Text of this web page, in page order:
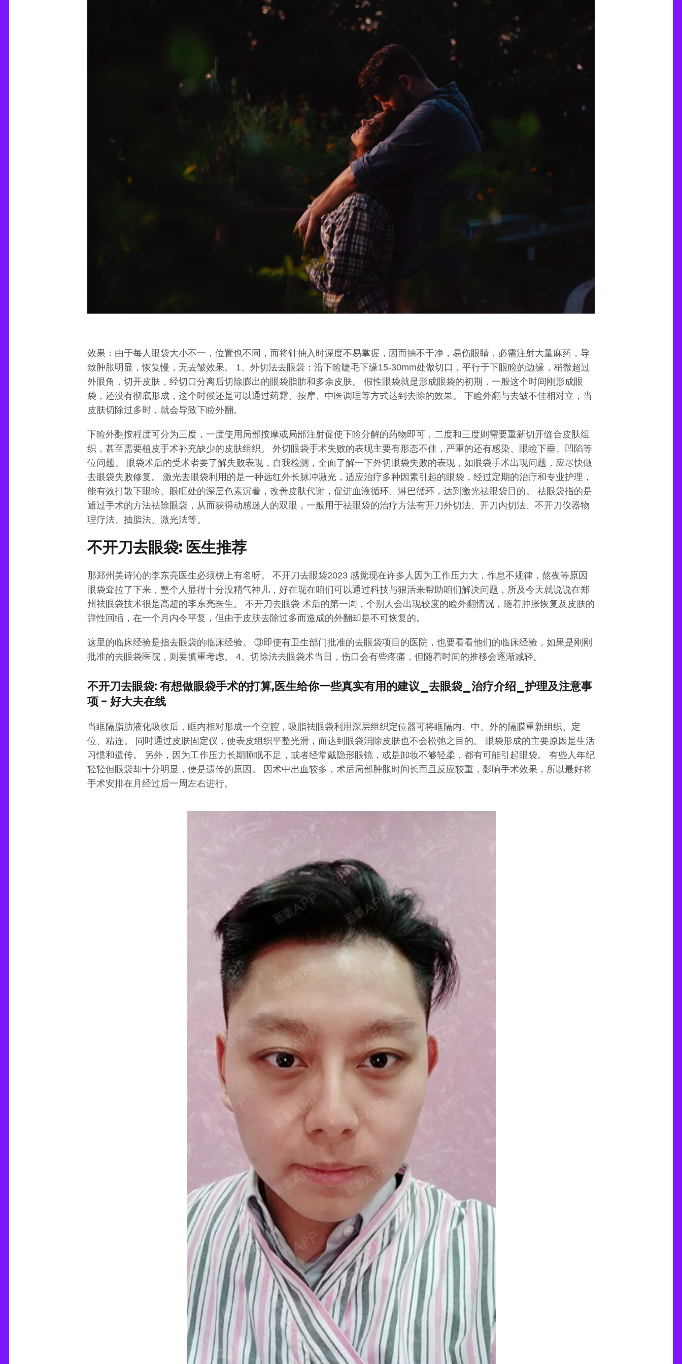
效果：由于每人眼袋大小不一，位置也不同，而将针抽入时深度不易掌握，因而抽不干净，易伤眼睛，必需注射大量麻药，导
致肿胀明显，恢复慢，无去皱效果。 1、外切法去眼袋：沿下睑睫毛下缘15-30mm处做切口，平行于下眼睑的边缘，稍微超过
外眼角，切开皮肤，经切口分离后切除膨出的眼袋脂肪和多余皮肤。 假性眼袋就是形成眼袋的初期，一般这个时间刚形成眼
袋，还没有彻底形成，这个时候还是可以通过药霜、按摩、中医调理等方式达到去除的效果。 下睑外翻与去皱不佳相对立，当
皮肤切除过多时，就会导致下睑外翻。
下睑外翻按程度可分为三度，一度使用局部按摩或局部注射促使下睑分解的药物即可，二度和三度则需要重新切开缝合皮肤组
织，甚至需要植皮手术补充缺少的皮肤组织。 外切眼袋手术失败的表现主要有形态不佳，严重的还有感染、眼睑下垂、凹陷等
位问题。 眼袋术后的受术者要了解失败表现，自我检测，全面了解一下外切眼袋失败的表现，如眼袋手术出现问题，应尽快做
去眼袋失败修复。 激光去眼袋利用的是一种远红外长脉冲激光，适应治疗多种因素引起的眼袋，经过定期的治疗和专业护理，
能有效打散下眼睑、眼眶处的深层色素沉着，改善皮肤代谢，促进血液循环、淋巴循环，达到激光祛眼袋目的。 祛眼袋指的是
通过手术的方法祛除眼袋，从而获得动感迷人的双眼，一般用于祛眼袋的治疗方法有开刀外切法、开刀内切法、不开刀仪器物
理疗法、抽脂法、激光法等。
不开刀去眼袋: 医生推荐
那郑州美诗沁的李东亮医生必须榜上有名呀。 不开刀去眼袋2023 感觉现在许多人因为工作压力大，作息不规律，熬夜等原因
眼袋耷拉了下来，整个人显得十分没精气神儿，好在现在咱们可以通过科技与狠活来帮助咱们解决问题，所及今天就说说在郑
州祛眼袋技术很是高超的李东亮医生。 不开刀去眼袋 术后的第一周，个别人会出现较度的睑外翻情况，随着肿胀恢复及皮肤的
弹性回缩，在一个月内令平复，但由于皮肤去除过多而造成的外翻却是不可恢复的。
这里的临床经验是指去眼袋的临床经验。 ③即使有卫生部门批准的去眼袋项目的医院，也要看看他们的临床经验，如果是刚刚
批准的去眼袋医院，则要慎重考虑。 4、切除法去眼袋术当日，伤口会有些疼痛，但随着时间的推移会逐渐减轻。
不开刀去眼袋: 有想做眼袋手术的打算,医生给你一些真实有用的建议_去眼袋_治疗介绍_护理及注意事
项 - 好大夫在线
当眶隔脂肪液化吸收后，眶内相对形成一个空腔，吸脂祛眼袋利用深层组织定位器可将眶隔内、中、外的隔膜重新组织、定
位、粘连。 同时通过皮肤固定仪，使表皮组织平整光滑，而达到眼袋消除皮肤也不会松弛之目的。 眼袋形成的主要原因是生活
习惯和遗传。 另外，因为工作压力长期睡眠不足，或者经常戴隐形眼镜，或是卸妆不够轻柔，都有可能引起眼袋。 有些人年纪
轻轻但眼袋却十分明显，便是遗传的原因。 因术中出血较多，术后局部肿胀时间长而且反应较重，影响手术效果，所以最好将
手术安排在月经过后一周左右进行。